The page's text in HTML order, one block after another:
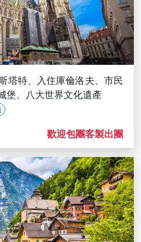
塔特、入住庫倫洛夫、市民
堡、八大世界文化遺產
歡迎包團客製出團